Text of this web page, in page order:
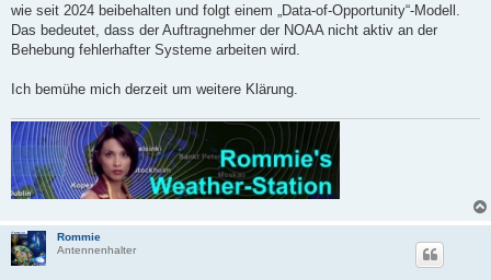
wie seit 2024 beibehalten und folgt einem „Data-of-Opportunity“-Modell.
Das bedeutet, dass der Auftragnehmer der NOAA nicht aktiv an der
Behebung fehlerhafter Systeme arbeiten wird.
Ich bemühe mich derzeit um weitere Klärung.
Rommie
Antennenhalter